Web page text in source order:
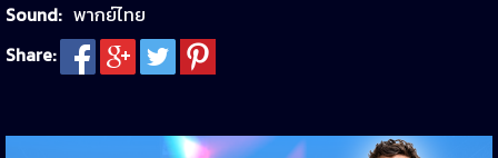
Sound: พากย์ไทย
Share: